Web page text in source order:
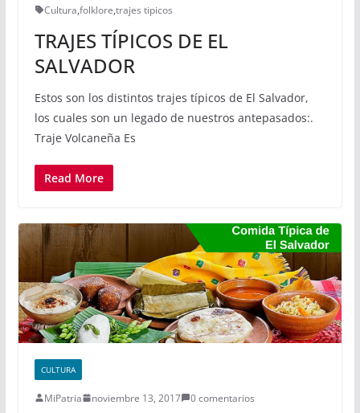
Cultura,folklore,trajes tipicos
TRAJES TÍPICOS DE EL
SALVADOR
Estos son los distintos trajes típicos de El Salvador,
los cuales son un legado de nuestros antepasados:.
Traje Volcaneña Es
Read More
CULTURA
MiPatria noviembre 13, 2017 0 comentarios